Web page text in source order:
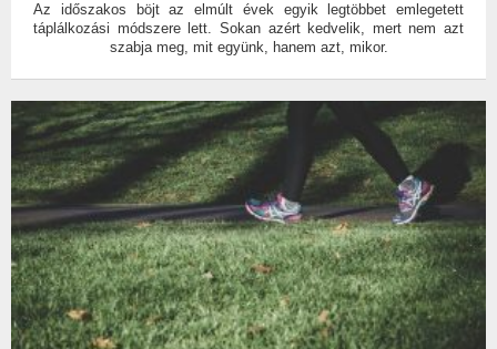
Az időszakos böjt az elmúlt évek egyik legtöbbet emlegetett
táplálkozási módszere lett. Sokan azért kedvelik, mert nem azt
szabja meg, mit együnk, hanem azt, mikor.